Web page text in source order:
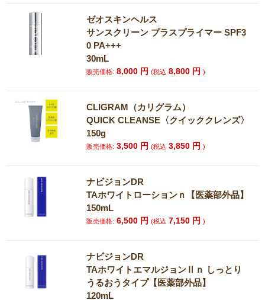
ゼオスキンヘルス
サンスクリーン プラスプライマー SPF3
0 PA+++
30mL
販売価格: 8,000 円(税込 8,800 円)
CLIGRAM（カリグラム）
QUICK CLEANSE〈クイッククレンズ〉
150g
販売価格: 3,500 円(税込 3,850 円)
ナビジョンDR
TAホワイトローションｎ【医薬部外品】
150mL
販売価格: 6,500 円(税込 7,150 円)
ナビジョンDR
TAホワイトエマルジョンⅡｎ しっとり
うるおうタイプ【医薬部外品】
120mL